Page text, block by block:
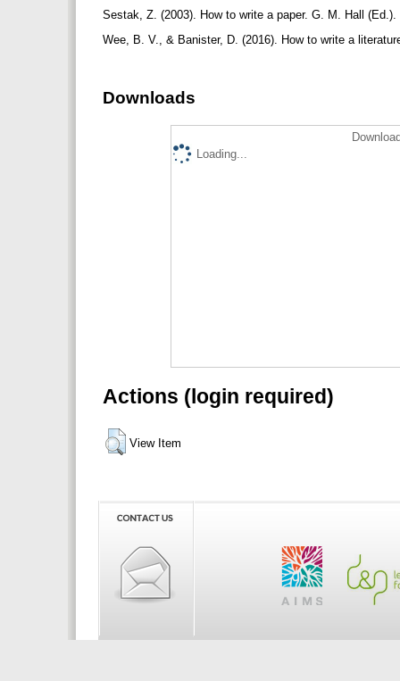
Sestak, Z. (2003). How to write a paper. G. M. Hall
Wee, B. V., & Banister, D. (2016). How to write a
Downloads
Loading...
Actions (login required)
View Item